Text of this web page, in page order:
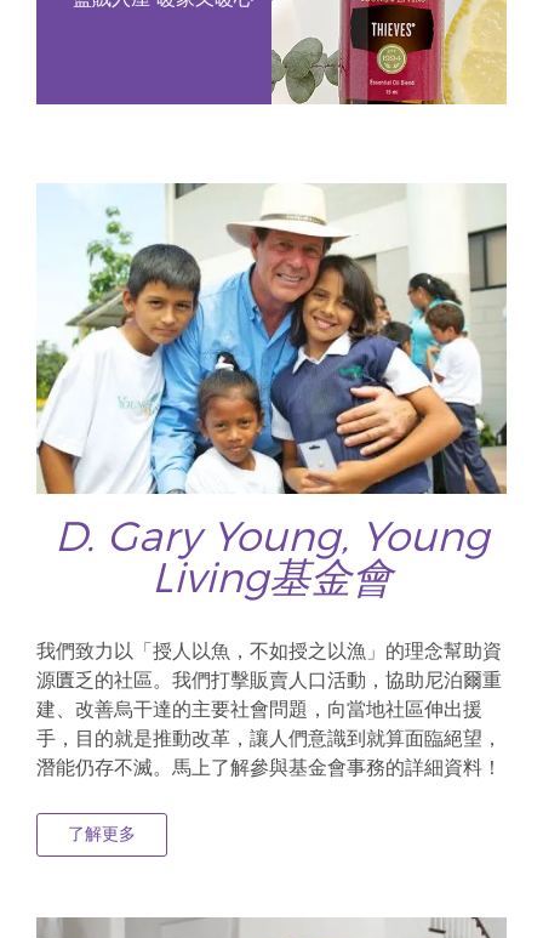
D. Gary Young, Young
Living基金會
我們致力以「授人以魚，不如授之以漁」的理念幫助資
源匱乏的社區。我們打擊販賣人口活動，協助尼泊爾重
建、改善烏干達的主要社會問題，向當地社區伸出援
手，目的就是推動改革，讓人們意識到就算面臨絕望，
潛能仍存不滅。馬上了解參與基金會事務的詳細資料！
了解更多